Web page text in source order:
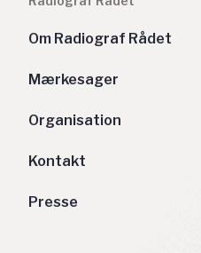
Om Radiograf Rådet
Mærkesager
Organisation
Kontakt
Presse